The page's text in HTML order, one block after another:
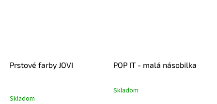
Prstové farby JOVI
Skladom
POP IT - malá násobilka
Priemerné
Skladom